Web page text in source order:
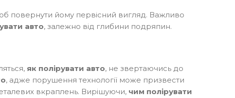
повернути йому первісний вигляд. Важливо
авто, залежно від глибини подряпин.
як полірувати авто, не звертаючись до
, адже порушення технології може призвести
вкраплень. Вирішуючи, чим полірувати